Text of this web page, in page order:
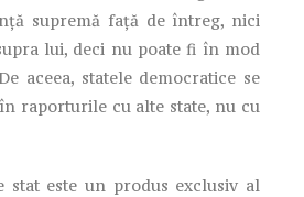
supremă faţă de întreg, nici
lui, deci nu poate fi în mod
aceea, statele democratice se
raporturile cu alte state, nu cu
este un produs exclusiv al